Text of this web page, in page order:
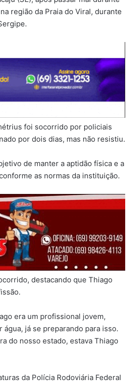
região da Praia do Viral, durante
foi socorrido por policiais
por dois dias, mas não resistiu.
de manter a aptidão física e a
as normas da instituição.
destacando que Thiago
era um profissional jovem,
já se preparando para isso.
do nosso estado, estava Thiago
da Polícia Rodoviária Federal